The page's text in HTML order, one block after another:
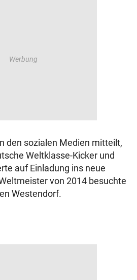
den sozialen Medien mitteilt,
Weltklasse-Kicker und
auf Einladung ins neue
von 2014 besuchte
Westendorf.